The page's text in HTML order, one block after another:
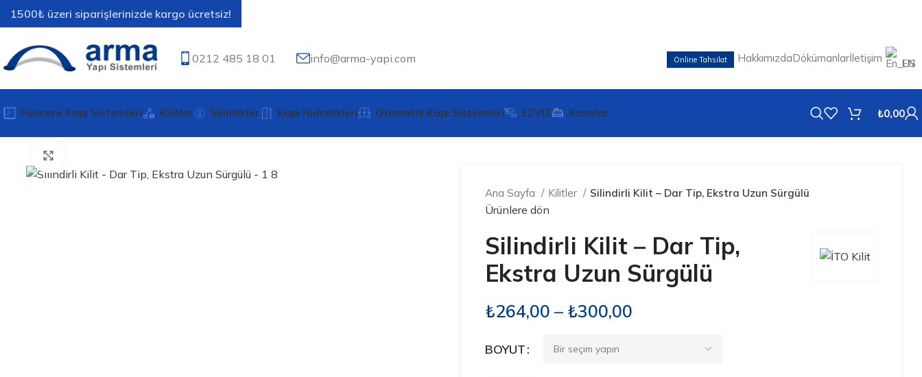
0212 485 18 01 info@arma-yapi.com Online Tahsilat HakkımızdaDökümanlarİletişim EN
Pencere Kapı Sistemleri Kilitler Silindirler Kapı Hidrolikleri Otomatik Kapı Sistemleri EZVIZ Kasalar ₺0,00
Ana Sayfa Kilitler Silindirli Kilit – Dar Tip, Ekstra Uzun Sürgülü
Ürünlere dön
Silindirli Kilit – Dar Tip,
Ekstra Uzun Sürgülü
₺264,00 – ₺300,00
BOYUT
1500₺ üzeri siparişlerinizde kargo ücretsiz!